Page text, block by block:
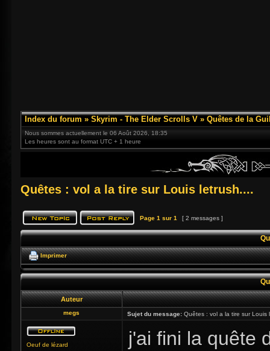
Index du forum » Skyrim - The Elder Scrolls V » Quêtes de la
Nous sommes actuellement le 06 Août 2026, 18:35
Les heures sont au format UTC + 1 heure
Quêtes : vol a la tire sur Louis letrush....
Page 1 sur 1 [ 2 messages ]
Imprimer
Auteur
megs Sujet du message: Quêtes : vol a la tire sur Louis
Oeuf de lézard
j'ai fini la quête